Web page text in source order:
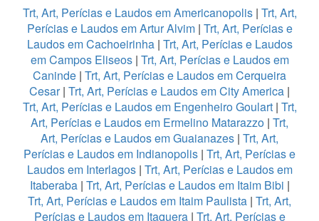
Trt, Art, Perícias e Laudos em Americanopolis | Trt, Art,
Perícias e Laudos em Artur Alvim | Trt, Art, Perícias e
Laudos em Cachoeirinha| Trt, Art, Perícias e Laudos
em Campos Eliseos | Trt, Art, Perícias e Laudos em
Caninde | Trt, Art, Perícias e Laudos em Cerqueira
Cesar| Trt, Art, Perícias e Laudos em City America |
Trt, Art, Perícias e Laudos em Engenheiro Goulart | Trt,
Art, Perícias e Laudos em Ermelino Matarazzo | Trt,
Art, Perícias e Laudos em Guaianazes | Trt, Art,
Perícias e Laudos em Indianopolis | Trt, Art, Perícias e
Laudos em Interlagos| Trt, Art, Perícias e Laudos em
Itaberaba| Trt, Art, Perícias e Laudos em Itaim Bibi |
Trt, Art, Perícias e Laudos em Itaim Paulista | Trt, Art,
Perícias e Laudos em Itaquera| Trt, Art, Perícias e